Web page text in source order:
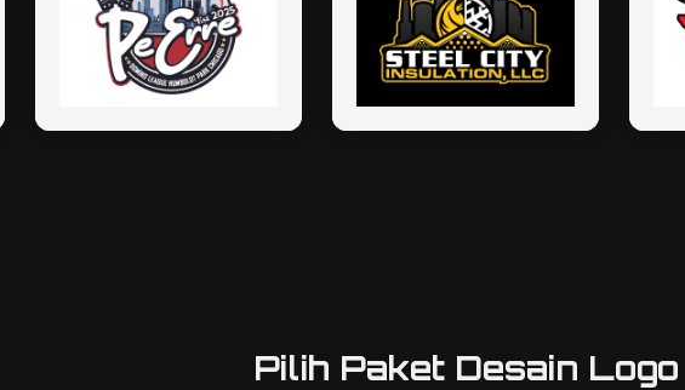
Pilih Paket Desain Logo